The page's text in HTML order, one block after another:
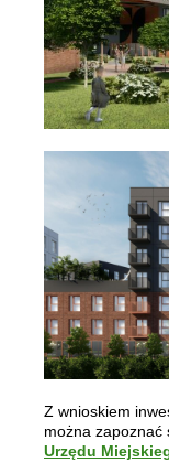
Z wnioskiem
można zapoznać
Urzędu